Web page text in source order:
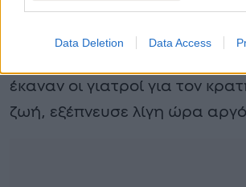
Data Deletion Data Access
πνοή αφού τα τραύματα που
ζωτικά όργανα ήταν πάρα
έκαναν οι γιατροί για τον
ζωή, εξέπνευσε λίγη ώρα